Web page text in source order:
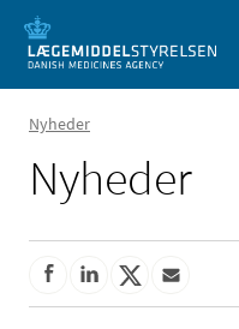
Nyheder
Nyheder